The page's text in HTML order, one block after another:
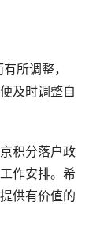
所调整，
及时调整自
积分落户政
作安排。希
供有价值的